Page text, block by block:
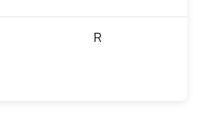
R